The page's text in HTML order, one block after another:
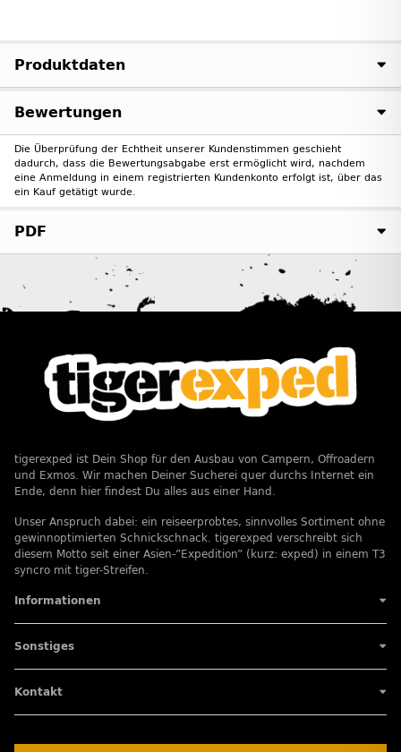
Produktdaten
Bewertungen
Die Überprüfung der Echtheit unserer Kundenstimmen geschieht
dadurch, dass die Bewertungsabgabe erst ermöglicht wird, nachdem
eine Anmeldung in einem registrierten Kundenkonto erfolgt ist, über das
ein Kauf getätigt wurde.
PDF
tigerexped ist Dein Shop für den Ausbau von Campern, Offroadern
und Exmos. Wir machen Deiner Sucherei quer durchs Internet ein
Ende, denn hier findest Du alles aus einer Hand.
Unser Anspruch dabei: ein reiseerprobtes, sinnvolles Sortiment ohne
gewinnoptimierten Schnickschnack. tigerexped verschreibt sich
diesem Motto seit einer Asien-”Expedition” (kurz: exped) in einem T3
syncro mit tiger-Streifen.
Informationen
Sonstiges
Kontakt